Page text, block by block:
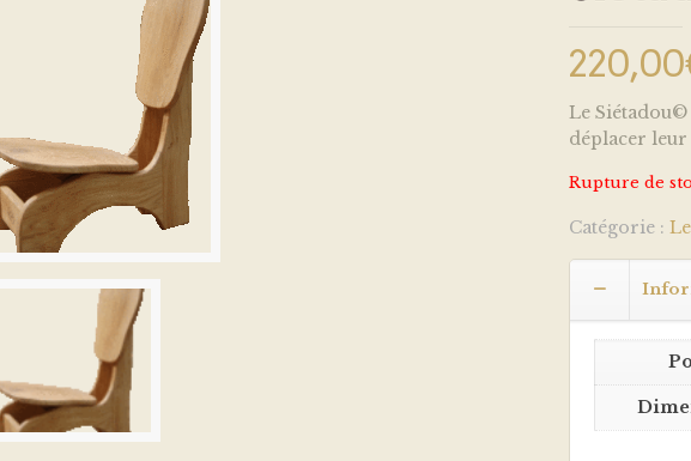
220,00
Le
déplacer leur
Rupture de
Catégorie :